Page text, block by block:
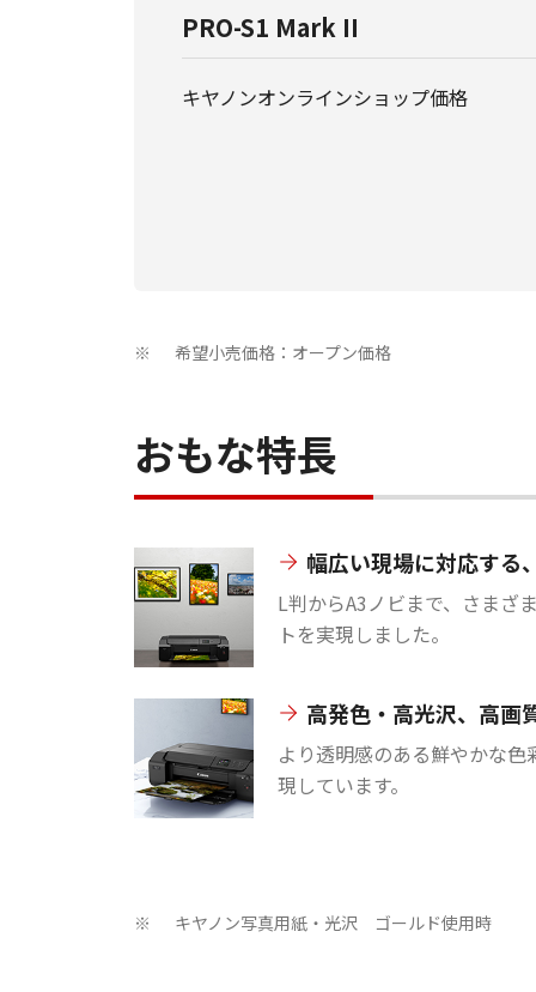
PRO-S1 Mark II
キヤノンオンラインショップ価格
※ 希望小売価格：オープン価格
おもな特長
幅広い現場に対応する
L判からA3ノビまで、さまざ
トを実現しました。
高発色・高光沢、高画
より透明感のある鮮やかな
現しています。
※ キヤノン写真用紙・光沢 ゴールド使用時